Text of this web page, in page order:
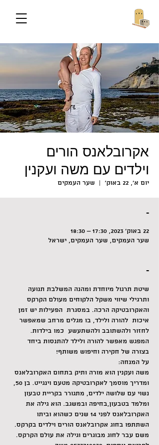
אקרובלאנס הורים
וילדים עם משה ועקנין
יום א׳, 22 באוק׳
  |
שער העמקים
-
22 באוק׳ 2023, 17:30 – 18:30
שער העמקים, שער העמקים, ישראל
-
שיטת תרגול מיוחדת ומהנה המשלבת תנועה
ותרגילי שיווי משקל הלקוחים מעולם הקרקס
והאקרובטיקה הרכה. במסגרת  הפעילות יש זמן
איכות  להורה ולילד, בו מגלים מרחב שמאפשר
לחזור ולהשתובב ולהשתעשע  כמו בילדות.
המפגש מאפשר להורה ולילד להתנסות ביחד
בצורה של חקירה וחיפוש משותף!
על המנחה:
משה ועקנין הוא מורה ותיק בתחום האקרובלאנס
ומדריך מוסמך לאקרובטיקה מטעם וינגייט. בן 50,
נשוי עם שלושה ילדים, מתגורר בקריית טבעון
ומלמד בטבעון,בחיפה ובמשגב. הוא גילה את
האקרובלאנס לפני 14 שנים כשהוא וביתו
השתתפו בחוג אקרובלאנס הורים וילדים בקרקס.
משם עבר לחוג מבוגרים וגילה את עולם הקרקס.